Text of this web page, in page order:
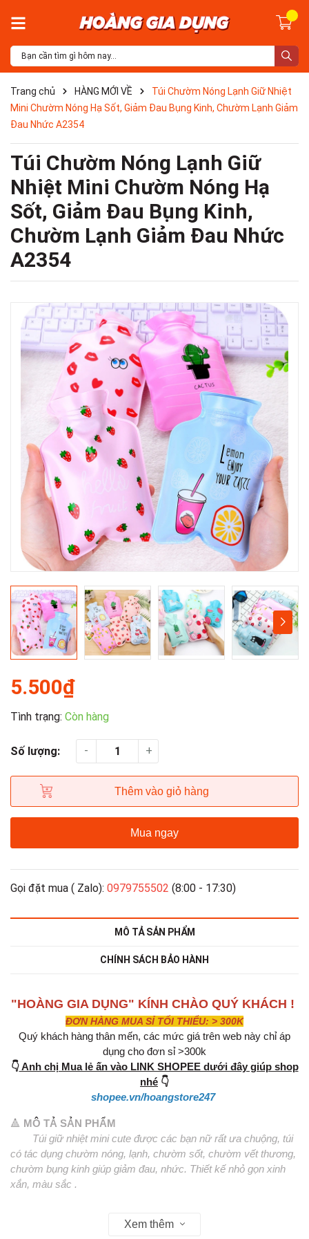
Trang chủ HÀNG MỚI VỀ
Túi Chườm Nóng Lạnh Giữ Nhiệt
Mini Chườm Nóng Hạ Sốt, Giảm Đau Bụng Kinh, Chườm Lạnh Giảm
Đau Nhức A2354
Túi Chườm Nóng Lạnh Giữ
Nhiệt Mini Chườm Nóng Hạ
Sốt, Giảm Đau Bụng Kinh,
Chườm Lạnh Giảm Đau Nhức
A2354
5.500₫
Tình trạng: Còn hàng
Số lượng: - +
Thêm vào giỏ hàng
Mua ngay
Gọi đặt mua ( Zalo): 0979755502 (8:00 - 17:30)
MÔ TẢ SẢN PHẨM
CHÍNH SÁCH BẢO HÀNH
"HOÀNG GIA DỤNG" KÍNH CHÀO QUÝ KHÁCH !
ĐƠN HÀNG MUA SỈ TỐI THIỂU: > 300K
Quý khách hàng thân mến, các mức giá trên web này chỉ áp
dụng cho đơn sỉ >300k
👇Anh chị Mua lẻ ấn vào LINK SHOPEE dưới đây giúp shop
nhé 👇
shopee.vn/hoangstore247
🔺 MÔ TẢ SẢN PHẨM
Túi giữ nhiệt mini cute được các bạn nữ rất ưa chuộng, túi
có tác dụng chườm nóng, lạnh, chườm sốt, chườm vết thương,
chườm bụng kinh giúp giảm đau, nhức. Thiết kế nhỏ gọn xinh
xắn, màu sắc .
- Nhiệt độ nước thích hợp: Dưới 90 độ C
Xem thêm